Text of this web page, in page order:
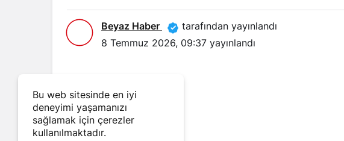
Beyaz Haber
tarafından yayınlandı
8 Temmuz 2026, 09:37 yayınlandı
Bu web sitesinde en iyi
deneyimi yaşamanızı
sağlamak için çerezler
kullanılmaktadır.